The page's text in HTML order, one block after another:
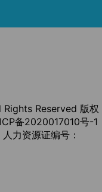
Reserved 版权
备2020017010号-1
人力资源证编号：